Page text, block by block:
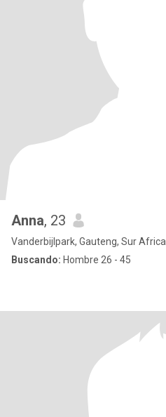
Anna, 23
Vanderbijlpark, Gauteng, Sur Africa
Buscando: Hombre 26 - 45